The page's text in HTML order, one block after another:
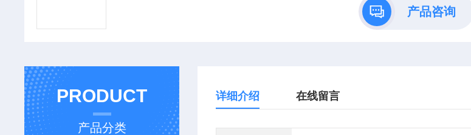
产品咨询
PRODUCT
产品分类
详细介绍 在线留言